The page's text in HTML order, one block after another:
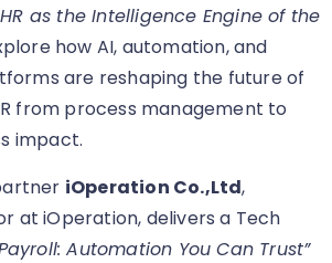
as the Intelligence Engine of the
how AI, automation, and
are reshaping the future of
from process management to
impact.
iOperation Co.,Ltd,
at iOperation, delivers a Tech
Automation You Can Trust”